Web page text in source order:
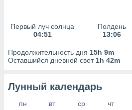
Первый луч солнца
04:51
Полдень
13:06
Продолжительность дня 15h 9m
Оставшийся дневной свет 1h 42m
Лунный календарь
пн вт ср чт